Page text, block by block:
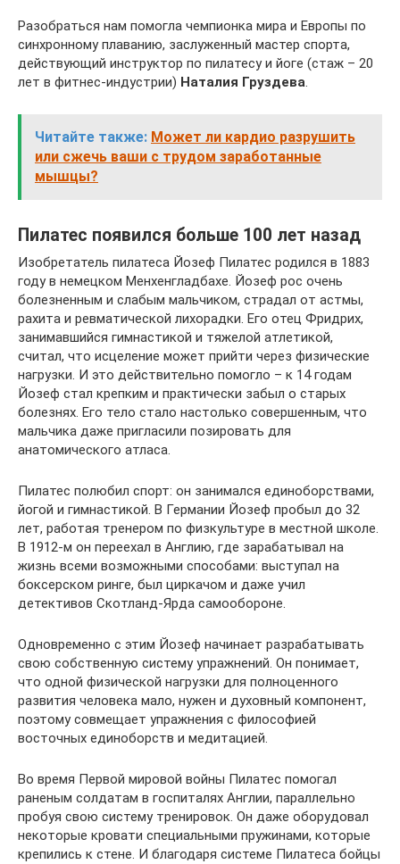
Разобраться нам помогла чемпионка мира и Европы по
синхронному плаванию, заслуженный мастер спорта,
действующий инструктор по пилатесу и йоге (стаж – 20
лет в фитнес-индустрии) Наталия Груздева.
Читайте также: Может ли кардио разрушить
или сжечь ваши с трудом заработанные
мышцы?
Пилатес появился больше 100 лет назад
Изобретатель пилатеса Йозеф Пилатес родился в 1883
году в немецком Менхенгладбахе. Йозеф рос очень
болезненным и слабым мальчиком, страдал от астмы,
рахита и ревматической лихорадки. Его отец Фридрих,
занимавшийся гимнастикой и тяжелой атлетикой,
считал, что исцеление может прийти через физические
нагрузки. И это действительно помогло – к 14 годам
Йозеф стал крепким и практически забыл о старых
болезнях. Его тело стало настолько совершенным, что
мальчика даже пригласили позировать для
анатомического атласа.
Пилатес полюбил спорт: он занимался единоборствами,
йогой и гимнастикой. В Германии Йозеф пробыл до 32
лет, работая тренером по физкультуре в местной школе.
В 1912-м он переехал в Англию, где зарабатывал на
жизнь всеми возможными способами: выступал на
боксерском ринге, был циркачом и даже учил
детективов Скотланд-Ярда самообороне.
Одновременно с этим Йозеф начинает разрабатывать
свою собственную систему упражнений. Он понимает,
что одной физической нагрузки для полноценного
развития человека мало, нужен и духовный компонент,
поэтому совмещает упражнения с философией
восточных единоборств и медитацией.
Во время Первой мировой войны Пилатес помогал
раненым солдатам в госпиталях Англии, параллельно
пробуя свою систему тренировок. Он даже оборудовал
некоторые кровати специальными пружинами, которые
крепились к стене. И благодаря системе Пилатеса бойцы